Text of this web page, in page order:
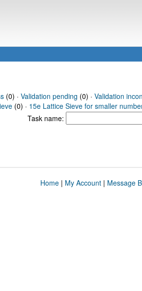
(0) · Validation pending (0) · Validation
(0) · 15e Lattice Sieve for smaller
Task name:
Home| My Account| Message